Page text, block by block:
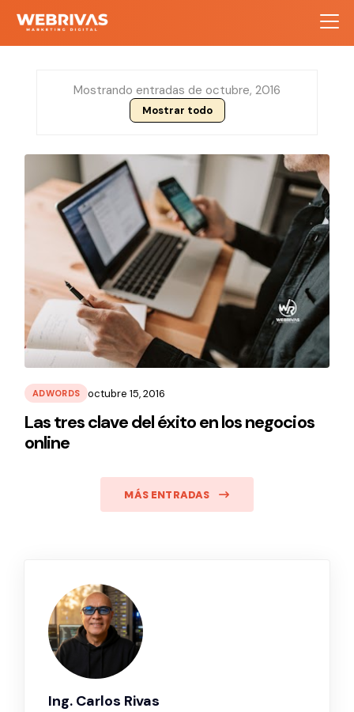
Mostrando entradas de octubre, 2016
Mostrar todo
ADWORDS octubre 15, 2016
Las tres clave del éxito en los negocios
online
MÁS ENTRADAS
Ing. Carlos Rivas